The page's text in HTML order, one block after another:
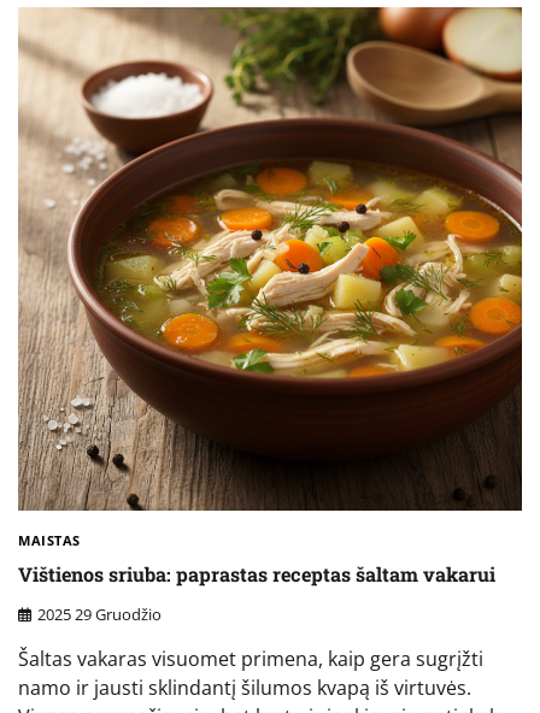
MAISTAS
Vištienos sriuba: paprastas receptas šaltam vakarui
2025 29 Gruodžio
Šaltas vakaras visuomet primena, kaip gera sugrįžti
namo ir jausti sklindantį šilumos kvapą iš virtuvės.